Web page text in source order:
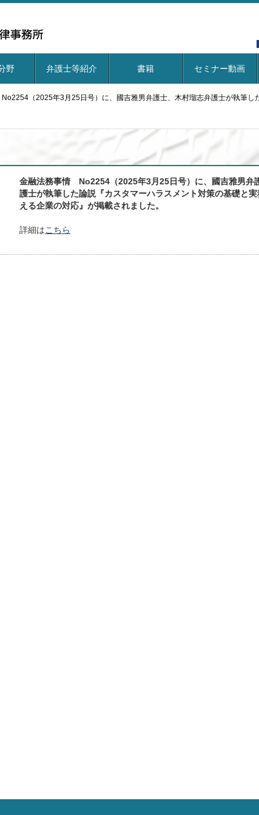
野 弁護士等紹介 書籍 セミナー動画
（2025年3月25日号）に、國吉雅男弁護士、木村瑠志弁護士が執筆
金融法務事情 No2254（2025年3月25日号）に、國吉雅男弁
護士が執筆した論説『カスタマーハラスメント対策の基礎と
える企業の対応』が掲載されました。
詳細はこちら